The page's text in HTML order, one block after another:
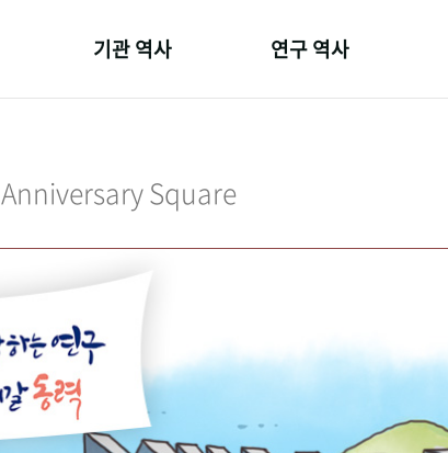
기관 역사
역대 기관장
연구 역사
Anniversary Square